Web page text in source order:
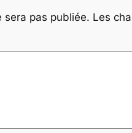
sera pas publiée. Les